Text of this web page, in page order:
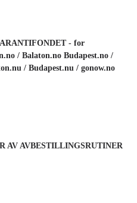
- for
/ Balaton.no Budapest.no /
/ Budapest.nu / gonow.no
AV AVBESTILLINGSRUTINER